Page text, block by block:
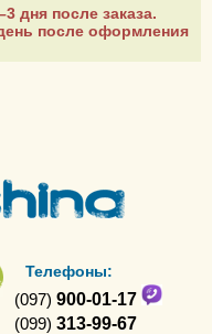
дня после заказа.
после оформления
Телефоны:
(097) 900-01-17
(099) 313-99-67